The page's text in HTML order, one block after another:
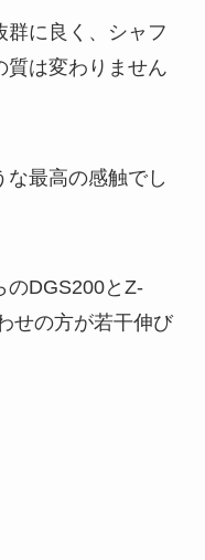
群に良く、シャフ
質は変わりません
最高の感触でし
のDGS200とZ-
せの方が若干伸び